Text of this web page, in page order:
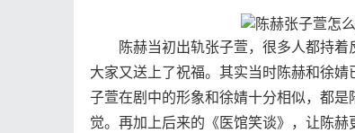
陈赫当初出轨张子萱，很多人都持着
大家又送上了祝福。其实当时陈赫和徐
子萱在剧中的形象和徐婧十分相似，都
觉。再加上后来的《医馆笑谈》，让陈